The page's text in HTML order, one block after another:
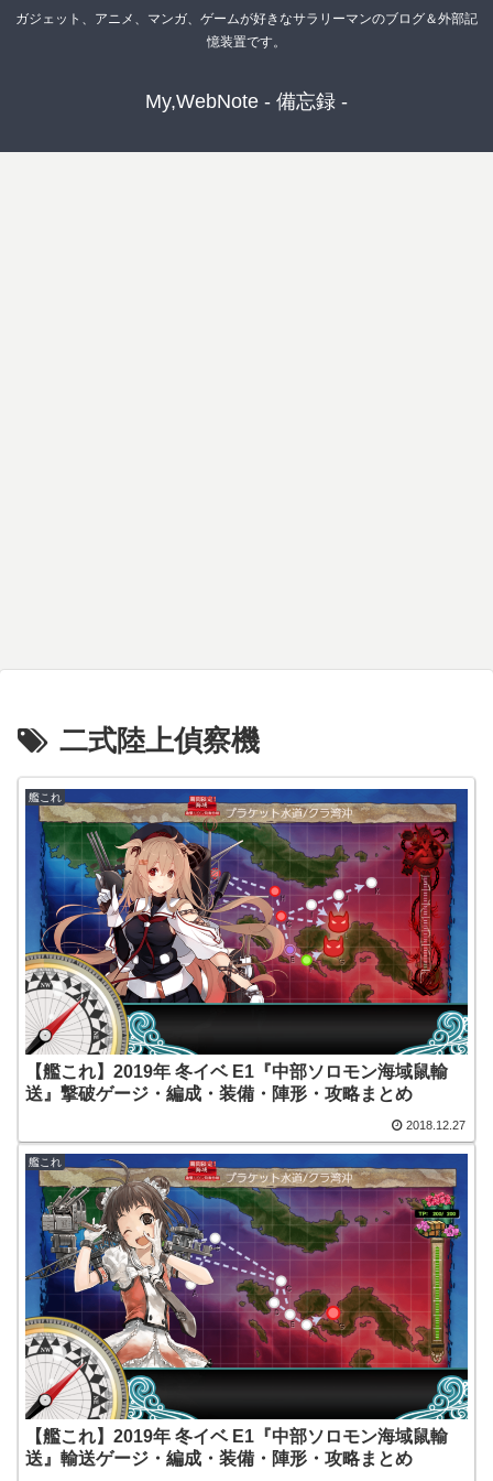
ガジェット、アニメ、マンガ、ゲームが好きなサラリーマンのブログ＆外部記
憶装置です。
My,WebNote - 備忘録 -
二式陸上偵察機
艦これ
【艦これ】2019年 冬イベ E1『中部ソロモン海域鼠輸
送』撃破ゲージ・編成・装備・陣形・攻略まとめ
2018.12.27
艦これ
【艦これ】2019年 冬イベ E1『中部ソロモン海域鼠輸
送』輸送ゲージ・編成・装備・陣形・攻略まとめ